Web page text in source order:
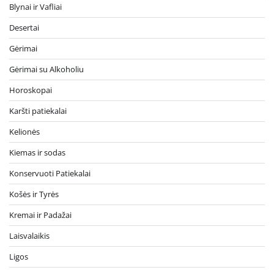
Blynai ir Vafliai
Desertai
Gėrimai
Gėrimai su Alkoholiu
Horoskopai
Karšti patiekalai
Kelionės
Kiemas ir sodas
Konservuoti Patiekalai
Košės ir Tyrės
Kremai ir Padažai
Laisvalaikis
Ligos